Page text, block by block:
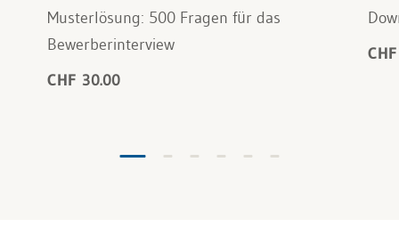
Musterlösung: 500 Fragen für das
Bewerberinterview
CHF 30.00